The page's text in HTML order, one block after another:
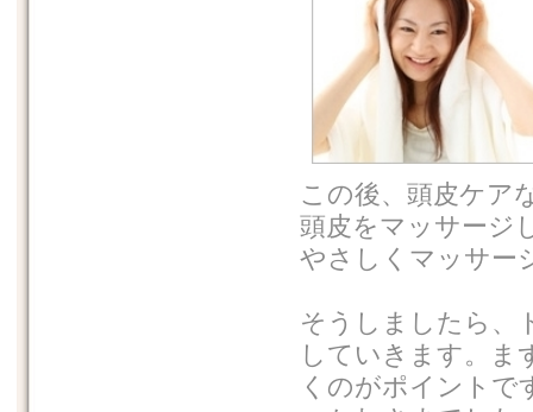
この後、頭皮ケア
頭皮をマッサージ
やさしくマッサー
そうしましたら、
していきます。ま
くのがポイントで